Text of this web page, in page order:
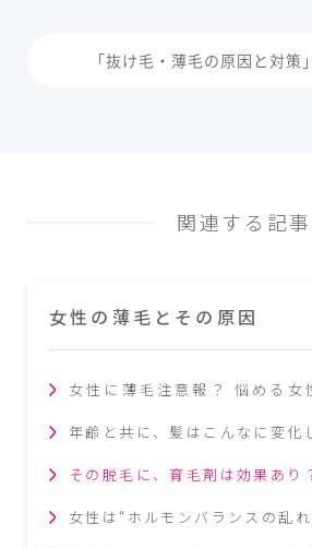
「抜け毛・薄毛の原因と対策
関連する記事
女性の薄毛とその原因
女性に薄毛注意報？ 悩める女
年齢と共に、髪はこんなに変化
その脱毛に、育毛剤は効果あり
女性は“ホルモンバランスの乱